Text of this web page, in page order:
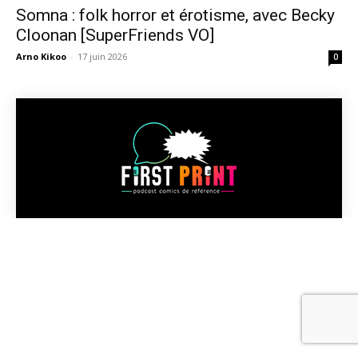
Somna : folk horror et érotisme, avec Becky
Cloonan [SuperFriends VO]
Arno Kikoo - 17 juin 2026 0